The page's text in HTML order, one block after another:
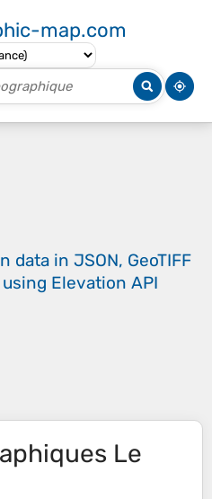
map.com
data in JSON, GeoTIFF
using Elevation API
Le